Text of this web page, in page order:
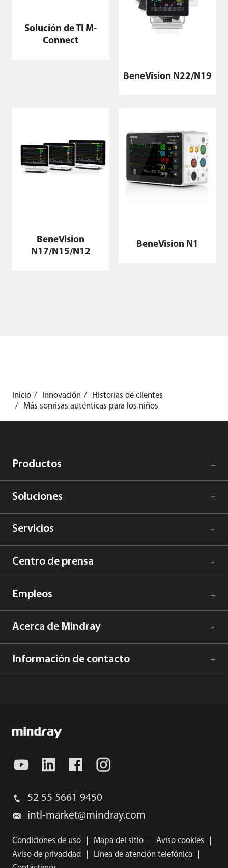
Solución de TI M-
Connect
BeneVision N22/N19
BeneVision
N17/N15/N12
BeneVision N1
Inicio Innovación
Historias de clientes
Más sonrisas auténticas para los niños
Productos
Soluciones
Servicios
Centro de prensa
Empleos
Acerca de Mindray
Información de contacto
52 55 5661 9450
intl-market@mindray.com
Condiciones de uso｜ Mapa del sitio｜ Aviso cookies
Aviso de privacidad
Línea de atención telefónica